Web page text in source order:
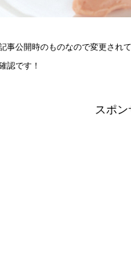
事公開時のものなので変更され
認です！
スポ